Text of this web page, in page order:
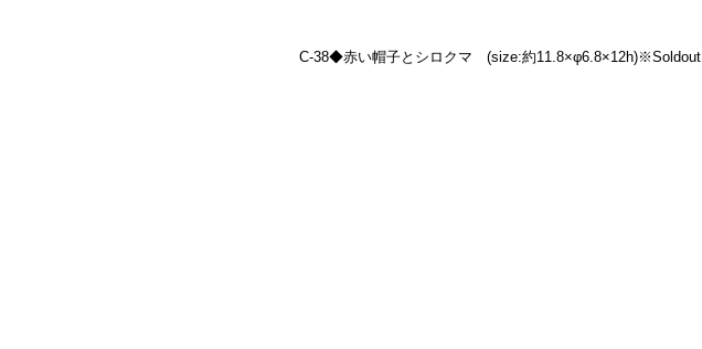
C-38◆赤い帽子とシロクマ　(size:約11.8×φ6.8×12h)※Soldout